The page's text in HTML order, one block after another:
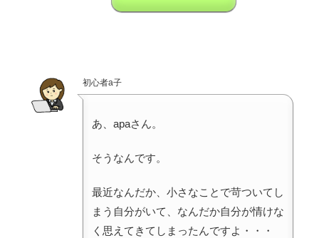
初心者a子
あ、apaさん。
そうなんです。
最近なんだか、小さなことで苛ついてし
まう自分がいて、なんだか自分が情けな
く思えてきてしまったんですよ・・・